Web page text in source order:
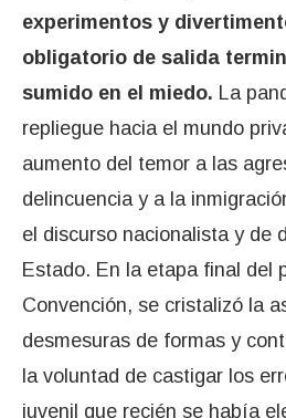
experimentos y
obligatorio de salida
sumido en el miedo. La
repliegue hacia el mundo
aumento del temor a las
delincuencia y a la
el discurso nacionalista y de
Estado. En la etapa final del
Convención, se cristalizó la
desmesuras de formas y
la voluntad de castigar los
juvenil que recién se había